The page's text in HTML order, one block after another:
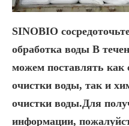
SINOBIO
обработка воды В
можем поставлять как
очистки воды, так и
очистки воды.Для
информации,